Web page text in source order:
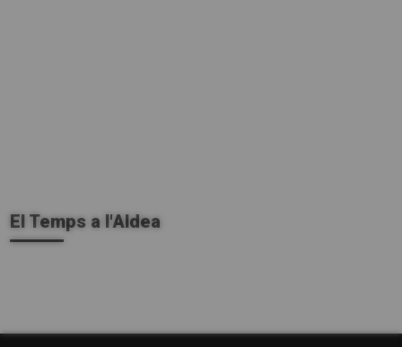
El Temps a l'Aldea